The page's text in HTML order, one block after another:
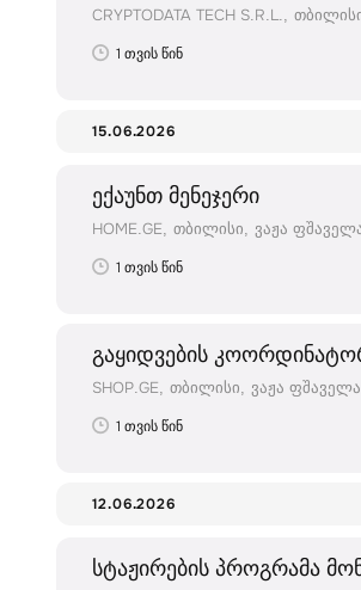
CRYPTODATA TECH S.R.L.
1 თვის წინ
15.06.2026
ექაუნთ მენეჯერი
HOME.GE თბილისი ვაჟა
1 თვის წინ
გაყიდვების
SHOP.GE თბილისი ვაჟა
1 თვის წინ
12.06.2026
სტაჟირების პროგრამა